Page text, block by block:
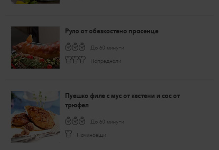
Руло от обезкостено прасенце
До 60 минути
Напреднали
Пуешко филе с мус от кестени и сос от
трюфел
До 60 минути
Начинаещи